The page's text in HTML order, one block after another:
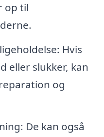
op til
Hvis
eller slukker, kan
og
De kan også